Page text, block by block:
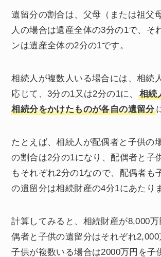
遺留分の割合は、父母（または祖父
人の場合は遺産全体の3分の1で、そ
ンは遺産全体の2分の1です。
相続人が複数人いる場合には、相続
応じて、3分の1又は2分の1に、
相続
相続分をかけたものが各自の遺留分
たとえば、相続人が配偶者と子供の
の割合は2分の1になり、配偶者と子
もそれぞれ2分の1なので、配偶者も
の遺留分は相続財産の4分1にあたり
計算してみると、相続財産が8,000
偶者と子供の遺留分はそれぞれ2,000
子供が複数いる場合は2000万円を子